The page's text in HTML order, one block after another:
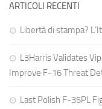
ARTICOLI RECENTI
Libertà di stampa?
L3Harris Validates
Improve F-16 Threat
Last Polish F-35PL